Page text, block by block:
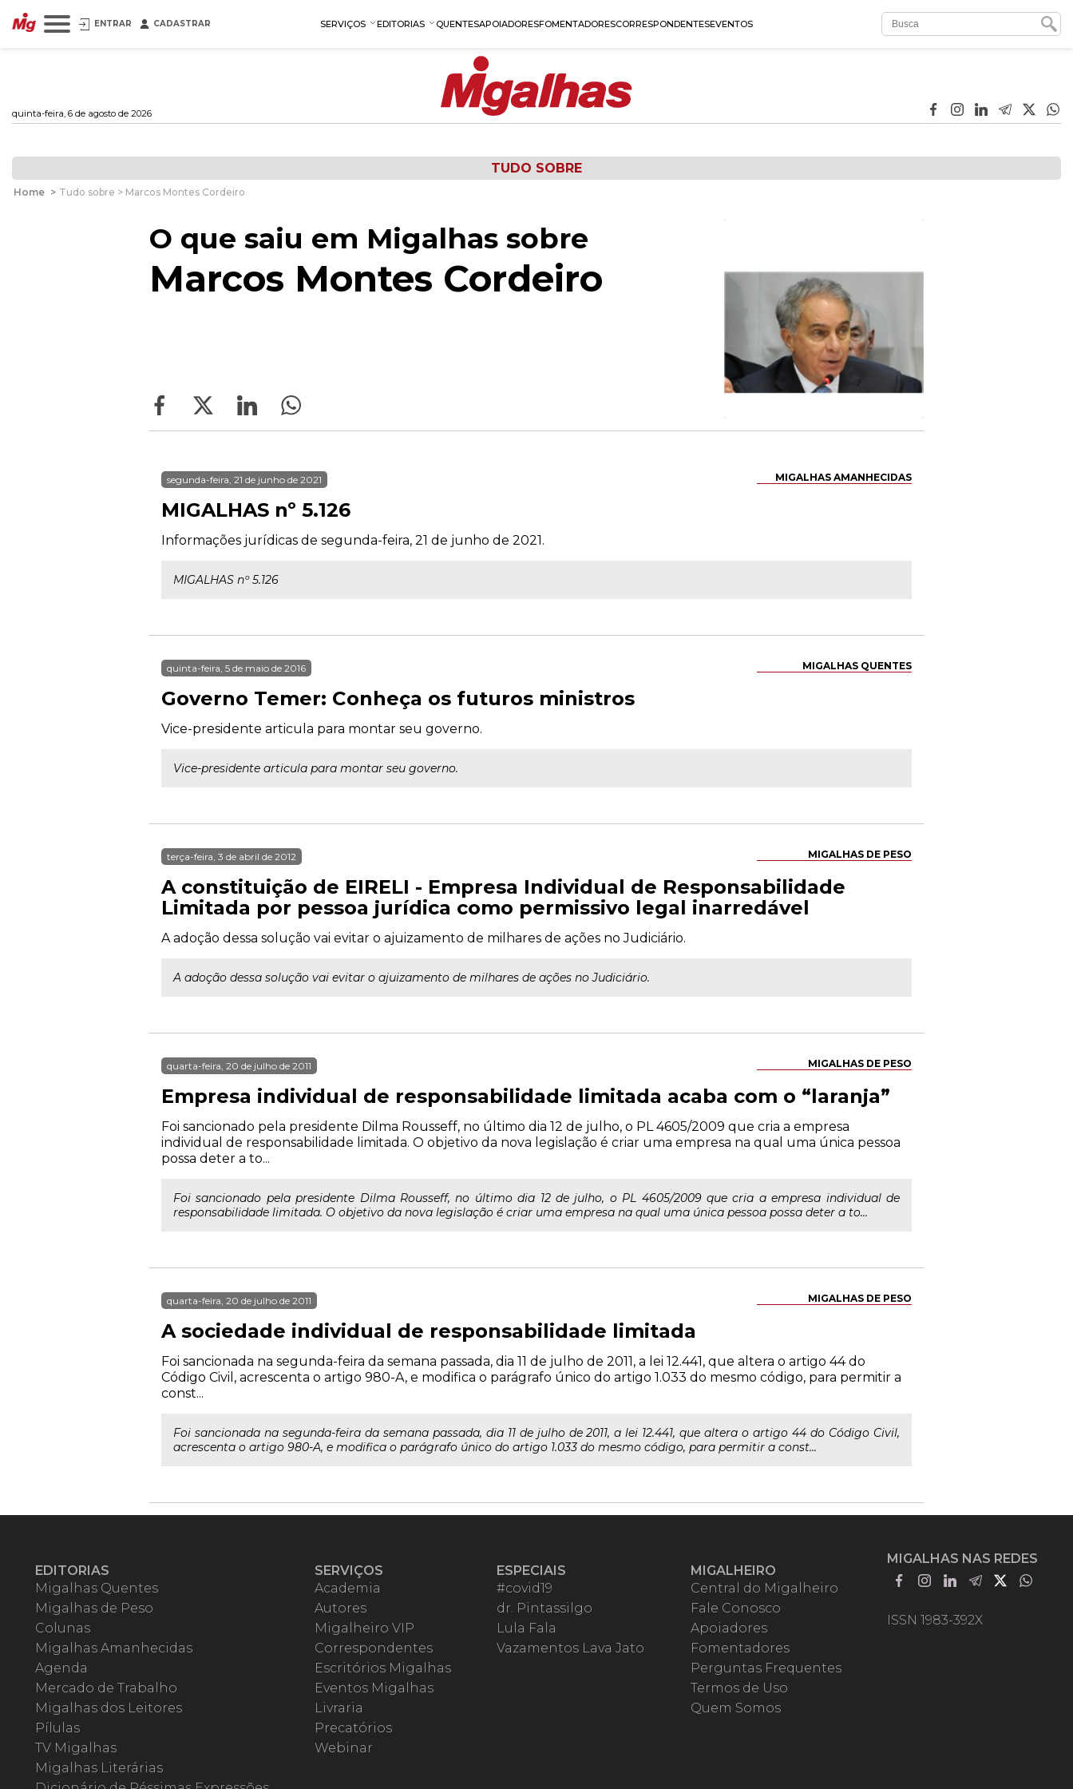
ENTRAR CADASTRAR SERVIÇOS EDITORIAS QUENTESAPOIADORESFOMENTADORESCORRESPONDENTESEVENTOS
quinta-feira, 6 de agosto de 2026
TUDO SOBRE
Home > Tudo sobre > Marcos Montes Cordeiro
O que saiu em Migalhas sobre
Marcos Montes Cordeiro
MIGALHAS AMANHECIDAS
segunda-feira, 21 de junho de 2021
MIGALHAS nº 5.126
Informações jurídicas de segunda-feira, 21 de junho de 2021.
MIGALHAS nº 5.126
MIGALHAS QUENTES
quinta-feira, 5 de maio de 2016
Governo Temer: Conheça os futuros ministros
Vice-presidente articula para montar seu governo.
Vice-presidente articula para montar seu governo.
MIGALHAS DE PESO
terça-feira, 3 de abril de 2012
A constituição de EIRELI - Empresa Individual de Responsabilidade
Limitada por pessoa jurídica como permissivo legal inarredável
A adoção dessa solução vai evitar o ajuizamento de milhares de ações no Judiciário.
A adoção dessa solução vai evitar o ajuizamento de milhares de ações no Judiciário.
MIGALHAS DE PESO
quarta-feira, 20 de julho de 2011
Empresa individual de responsabilidade limitada acaba com o “laranja”
Foi sancionado pela presidente Dilma Rousseff, no último dia 12 de julho, o PL 4605/2009 que cria a empresa
individual de responsabilidade limitada. O objetivo da nova legislação é criar uma empresa na qual uma única pessoa
possa deter a to...
Foi sancionado pela presidente Dilma Rousseff, no último dia 12 de julho, o PL 4605/2009 que cria a empresa individual de
responsabilidade limitada. O objetivo da nova legislação é criar uma empresa na qual uma única pessoa possa deter a to...
MIGALHAS DE PESO
quarta-feira, 20 de julho de 2011
A sociedade individual de responsabilidade limitada
Foi sancionada na segunda-feira da semana passada, dia 11 de julho de 2011, a lei 12.441, que altera o artigo 44 do
Código Civil, acrescenta o artigo 980-A, e modifica o parágrafo único do artigo 1.033 do mesmo código, para permitir a
const...
Foi sancionada na segunda-feira da semana passada, dia 11 de julho de 2011, a lei 12.441, que altera o artigo 44 do Código Civil,
acrescenta o artigo 980-A, e modifica o parágrafo único do artigo 1.033 do mesmo código, para permitir a const...
EDITORIAS
Migalhas Quentes
Migalhas de Peso
Colunas
Migalhas Amanhecidas
Agenda
Mercado de Trabalho
Migalhas dos Leitores
Pílulas
TV Migalhas
Migalhas Literárias
SERVIÇOS
Academia
Autores
Migalheiro VIP
Correspondentes
Escritórios Migalhas
Eventos Migalhas
Livraria
Precatórios
Webinar
ESPECIAIS
#covid19
dr. Pintassilgo
Lula Fala
Vazamentos Lava Jato
MIGALHEIRO
Central do Migalheiro
Fale Conosco
Apoiadores
Fomentadores
Perguntas Frequentes
Termos de Uso
Quem Somos
MIGALHAS NAS REDES
ISSN 1983-392X